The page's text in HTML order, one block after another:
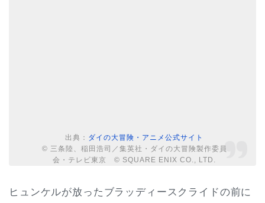
出典： ダイの大冒険・アニメ公式サイト
© 三条陸、稲田浩司／集英社・ダイの大冒険製作委員
会・テレビ東京 © SQUARE ENIX CO., LTD.
ヒュンケルが放ったブラッディースクライドの前に